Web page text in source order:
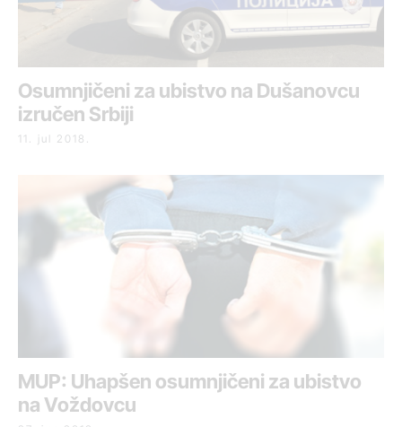
Osumnjičeni za ubistvo na Dušanovcu
izručen Srbiji
11. jul 2018.
MUP: Uhapšen osumnjičeni za ubistvo
na Voždovcu